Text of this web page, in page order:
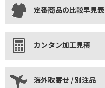
定番商品の比較早見表
カンタン加工見積
海外取寄せ / 別注品